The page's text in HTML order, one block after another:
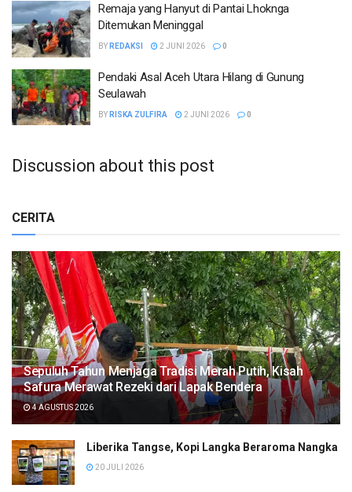
Remaja yang Hanyut di Pantai Lhoknga
Ditemukan Meninggal
BY REDAKSI 2 JUNI 2026 0
Pendaki Asal Aceh Utara Hilang di Gunung
Seulawah
BY RISKA ZULFIRA 2 JUNI 2026 0
Discussion about this post
CERITA
Sepuluh Tahun Menjaga Tradisi Merah Putih, Kisah
Safura Merawat Rezeki dari Lapak Bendera
4 AGUSTUS 2026
Liberika Tangse, Kopi Langka Beraroma Nangka
20 JULI 2026